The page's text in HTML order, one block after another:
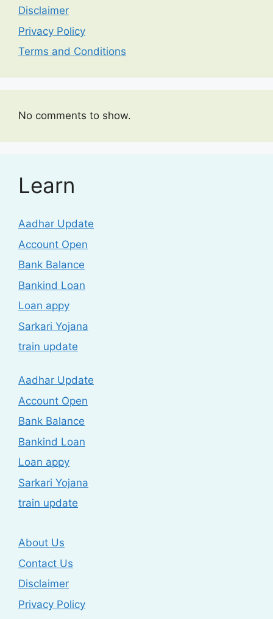
Disclaimer
Privacy Policy
Terms and Conditions
No comments to show.
Learn
Aadhar Update
Account Open
Bank Balance
Bankind Loan
Loan appy
Sarkari Yojana
train update
Aadhar Update
Account Open
Bank Balance
Bankind Loan
Loan appy
Sarkari Yojana
train update
About Us
Contact Us
Disclaimer
Privacy Policy